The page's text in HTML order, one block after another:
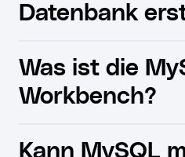
Datenbank
Was ist die
Workbench?
Kann MySQL